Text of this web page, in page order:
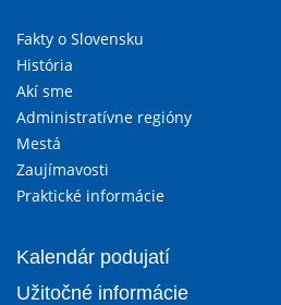
Fakty o Slovensku
História
Akí sme
Administratívne regióny
Mestá
Zaujímavosti
Praktické informácie
Kalendár podujatí
Užitočné informácie